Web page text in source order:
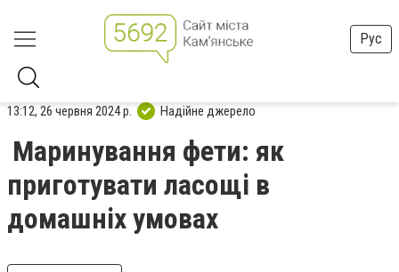
Рус
13:12, 26 червня 2024 р. Надійне джерело
Маринування фети: як
приготувати ласощі в
домашніх умовах